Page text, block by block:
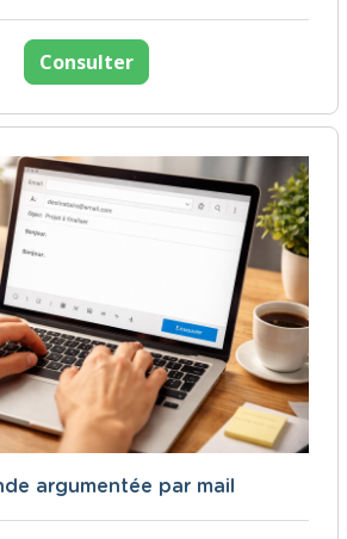
Consulter
argumentée par mail